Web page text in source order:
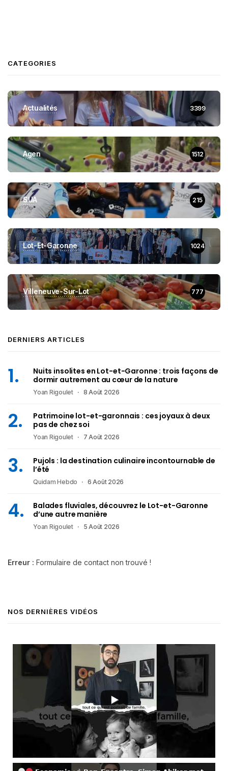
CATEGORIES
Actualités 3399
Agen 1512
SUA 215
Lot-Et-Garonne 1024
Villeneuve-Sur-Lot 777
DERNIERS ARTICLES
Nuits insolites en Lot-et-Garonne : trois façons de
dormir autrement au cœur de la nature
Yoan Rigoulet 8 Août 2026
Patrimoine lot-et-garonnais : ces joyaux à deux
pas de chez soi
Yoan Rigoulet 7 Août 2026
Pujols : la destination culinaire incontournable de
l’été
Quidam Hebdo 6 Août 2026
Balades fluviales, découvrez le Lot-et-Garonne
d’une autre manière
Yoan Rigoulet 5 Août 2026
Erreur : Formulaire de contact non trouvé !
NOS DERNIÈRES VIDÉOS